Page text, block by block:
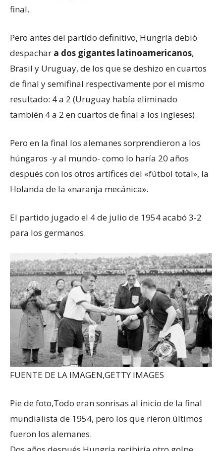
final.
Pero antes del partido definitivo, Hungría debió
despachar a dos gigantes latinoamericanos,
Brasil y Uruguay, de los que se deshizo en cuartos
de final y semifinal respectivamente por el mismo
resultado: 4 a 2 (Uruguay había eliminado
también 4 a 2 en cuartos de final a los ingleses).
Pero en la final los alemanes sorprendieron a los
húngaros -y al mundo- como lo haría 20 años
después con los otros artífices del «fútbol total», la
Holanda de la «naranja mecánica».
El partido jugado el 4 de julio de 1954 acabó 3-2
para los germanos.
FUENTE DE LA IMAGEN,GETTY IMAGES
Pie de foto,Todo eran sonrisas al inicio de la final
mundialista de 1954, pero los que rieron últimos
fueron los alemanes.